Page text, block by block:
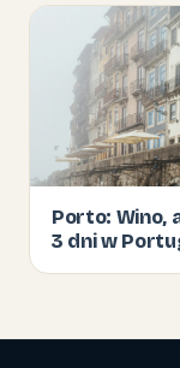
Porto: Wino,
3 dni w